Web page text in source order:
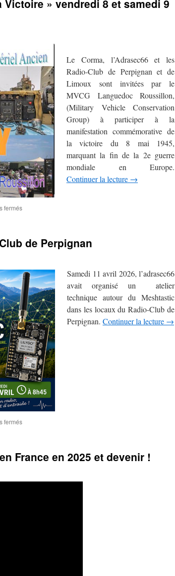
2026
réunis
par
la
passion.
» vendredi 8 et samedi 9
Le Corma, l’Adrasec66 et les
Radio-Club de Perpignan et de
Limoux sont invitées par le
MVCG Languedoc Roussillon,
(Military Vehicle Conservation
Group) à participer à la
manifestation commémorative de
la victoire du 8 mai 1945,
marquant la fin de la 2e guerre
mondiale en Europe.
Continuer la lecture →
ferméssur
de
»
vendredi
8
et
samedi
9
mai
2026
de Perpignan
Samedi 11 avril 2026, l’adrasec66
avait organisé un atelier
technique autour du Meshtastic
dans les locaux du Radio-Club de
Perpignan. Continuer la lecture →
ferméssur
Radio-
Perpignan
France en 2025 et devenir !